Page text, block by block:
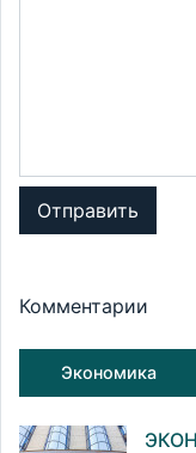
Отправить
Комментарии
Экономика